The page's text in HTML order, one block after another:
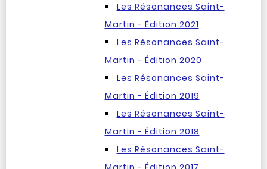
Les Résonances Saint-
Martin - Édition 2021
Les Résonances Saint-
Martin - Édition 2020
Les Résonances Saint-
Martin - Édition 2019
Les Résonances Saint-
Martin - Édition 2018
Les Résonances Saint-